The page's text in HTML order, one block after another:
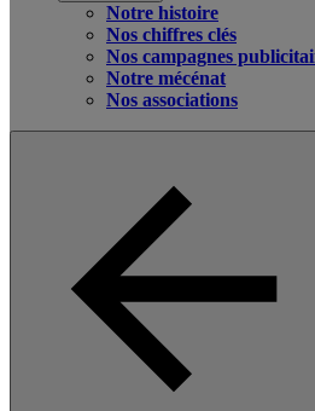
Notre histoire
Nos chiffres clés
Nos campagnes
Notre mécénat
Nos associations